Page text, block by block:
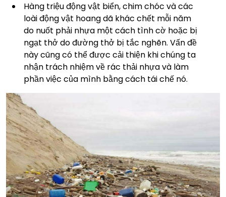
Hàng triệu động vật biển, chim chóc và các
loài động vật hoang dã khác chết mỗi năm
do nuốt phải nhựa một cách tình cờ hoặc bị
ngạt thở do đường thở bị tắc nghẽn. Vấn đề
này cũng có thể được cải thiện khi chúng ta
nhận trách nhiệm về rác thải nhựa và làm
phần việc của mình bằng cách tái chế nó.